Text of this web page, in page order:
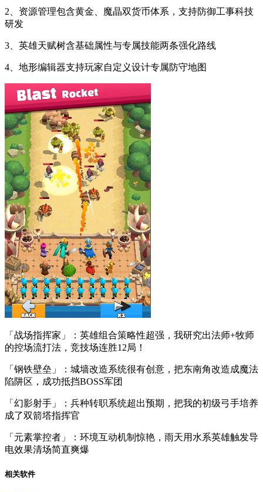
2、资源管理包含黄金、魔晶双货币体系，支持防御工事科技
研发
3、英雄天赋树含基础属性与专属技能两条强化路线
4、地形编辑器支持玩家自定义设计专属防守地图
「战场指挥家」：英雄组合策略性超强，我研究出法师+牧师
的控场流打法，竞技场连胜12局！
「钢铁壁垒」：城墙改造系统很有创意，把东南角改造成魔法
陷阱区，成功抵挡BOSS军团
「幻影射手」：兵种转职系统超出预期，把我的初级弓手培养
成了双箭塔指挥官
「元素掌控者」：环境互动机制惊艳，雨天用水系英雄触发导
电效果清场简直爽爆
相关软件